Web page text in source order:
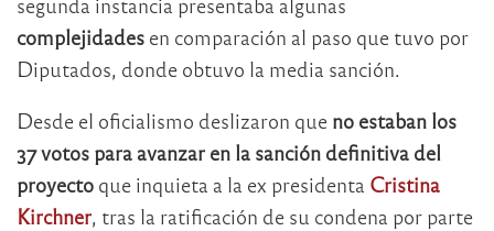
complejidades en comparación al paso que tuvo por
Diputados, donde obtuvo la media sanción.
Desde el oficialismo deslizaron que no estaban los
37 votos para avanzar en la sanción definitiva del
proyecto que inquieta a la ex presidenta Cristina
Kirchner, tras la ratificación de su condena por parte